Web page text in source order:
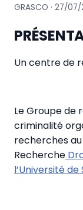
GRASCO · 27/
Un centre de
Le Groupe de
criminalité
recherches au
Recherche
l’Université